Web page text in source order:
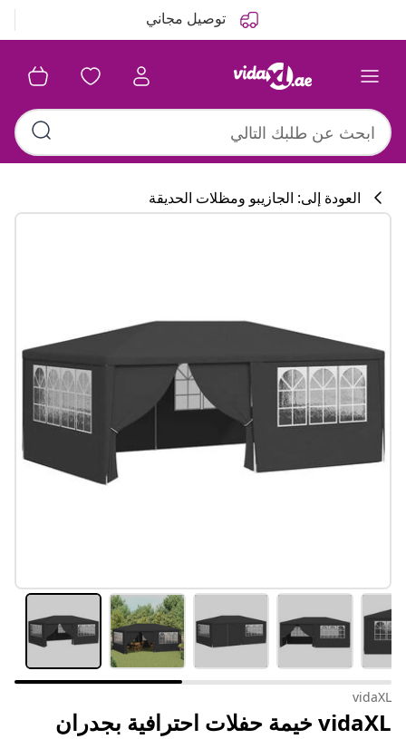
توصيل مجاني
العودة إلى: الجازيبو ومظلات الحديقة
vidaXL
vidaXL خيمة حفلات احترافية بجدران